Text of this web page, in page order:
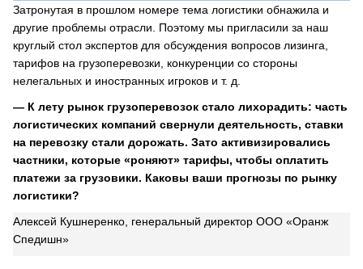
Затронутая в прошлом номере тема логистики обнажила и
другие проблемы отрасли. Поэтому мы пригласили за наш
круглый стол экспертов для обсуждения вопросов лизинга,
тарифов на грузоперевозки, конкуренции со стороны
нелегальных и иностранных игроков и т. д.
— К лету рынок грузоперевозок стало лихорадить: часть
логистических компаний свернули деятельность, ставки
на перевозку стали дорожать. Зато активизировались
частники, которые «роняют» тарифы, чтобы оплатить
платежи за грузовики. Каковы ваши прогнозы по рынку
логистики?
Алексей Кушнеренко, генеральный директор ООО «Оранж
Спедишн»